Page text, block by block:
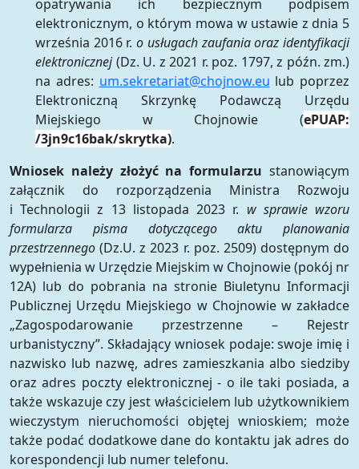
opatrywania ich bezpiecznym podpisem
elektronicznym, o którym mowa w ustawie z dnia 5
września 2016 r.o usługach zaufania oraz identyfikacji
elektronicznej(Dz. U. z 2021 r. poz. 1797, z późn. zm.)
na adres: um.sekretariat@chojnow.eu lub poprzez
Elektroniczną Skrzynkę Podawczą Urzędu
Miejskiego w Chojnowie (ePUAP:
/3jn9c16bak/skrytka).
Wniosek należy złożyć na formularzu stanowiącym
załącznik do rozporządzenia Ministra Rozwoju
i Technologii z 13 listopada 2023 r. w sprawie wzoru
formularza pisma dotyczącego aktu planowania
przestrzennego (Dz.U. z 2023 r. poz. 2509) dostępnym do
wypełnienia w Urzędzie Miejskim w Chojnowie (pokój nr
12A) lub do pobrania na stronie Biuletynu Informacji
Publicznej Urzędu Miejskiego w Chojnowie w zakładce
„Zagospodarowanie przestrzenne – Rejestr
urbanistyczny”. Składający wniosek podaje: swoje imię i
nazwisko lub nazwę, adres zamieszkania albo siedziby
oraz adres poczty elektronicznej - o ile taki posiada, a
także wskazuje czy jest właścicielem lub użytkownikiem
wieczystym nieruchomości objętej wnioskiem; może
także podać dodatkowe dane do kontaktu jak adres do
korespondencji lub numer telefonu.